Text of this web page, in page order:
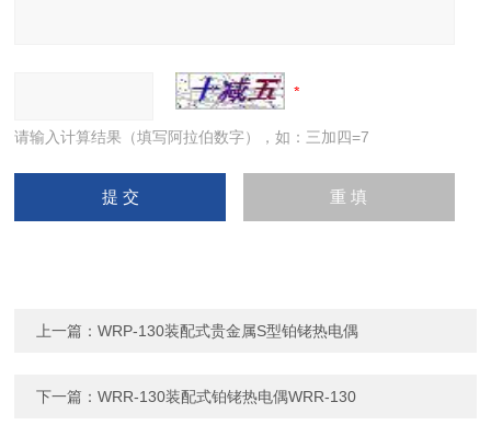
请输入计算结果（填写阿拉伯数字），如：三加四=7
上一篇：WRP-130装配式贵金属S型铂铑热电偶
下一篇：WRR-130装配式铂铑热电偶WRR-130